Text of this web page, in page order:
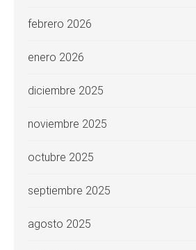
febrero 2026
enero 2026
diciembre 2025
noviembre 2025
octubre 2025
septiembre 2025
agosto 2025